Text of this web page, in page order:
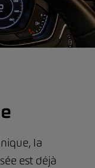
la
est déjà